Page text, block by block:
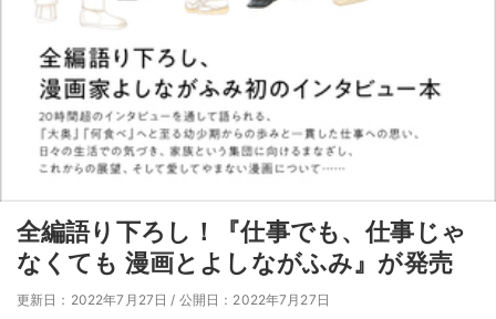
全編語り下ろし！『仕事でも、仕事じゃ
なくても 漫画とよしながふみ』が発売
更新日：2022年7月27日 / 公開日：2022年7月27日